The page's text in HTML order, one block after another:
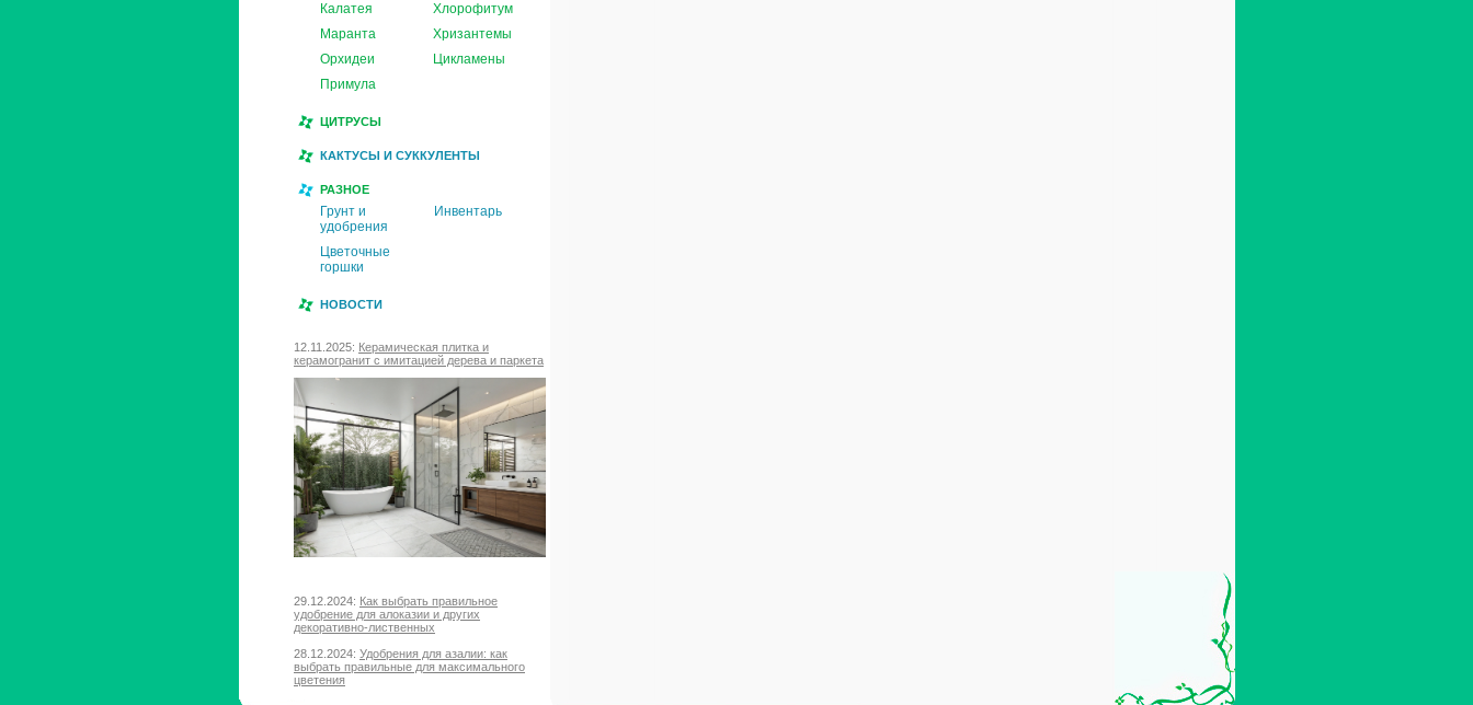
Калатея
Хлорофитум
Маранта
Хризантемы
Орхидеи
Цикламены
Примула
ЦИТРУСЫ
КАКТУСЫ И СУККУЛЕНТЫ
РАЗНОЕ
Грунт и
удобрения
Инвентарь
Цветочные
горшки
НОВОСТИ
12.11.2025: Керамическая плитка и
керамогранит с имитацией дерева и паркета
29.12.2024: Как выбрать правильное
удобрение для алоказии и других
декоративно-лиственных
28.12.2024: Удобрения для азалии: как
выбрать правильные для максимального
цветения